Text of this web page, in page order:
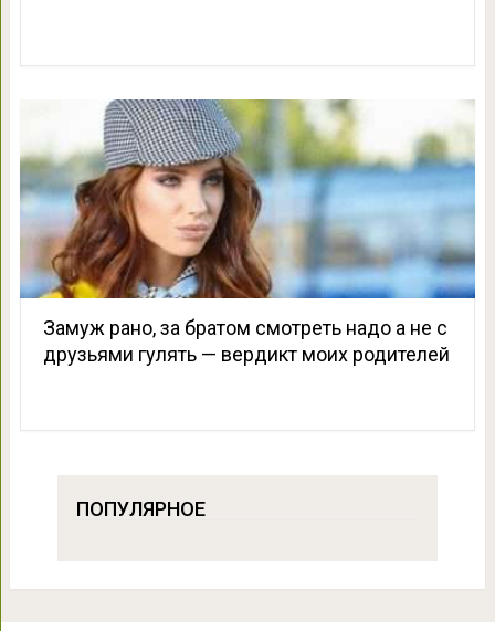
Замуж рано, за братом смотреть надо а не с
друзьями гулять — вердикт моих родителей
ПОПУЛЯРНОЕ